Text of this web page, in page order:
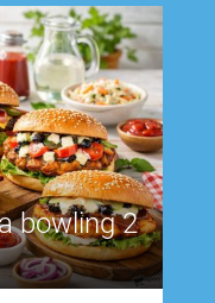
bowling 2